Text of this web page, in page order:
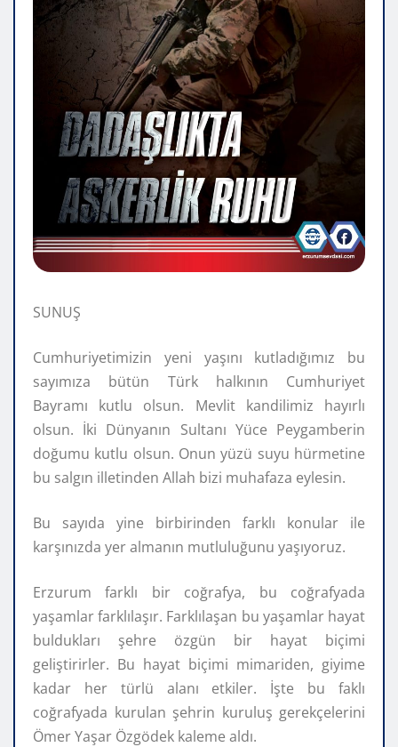
SUNUŞ
Cumhuriyetimizin yeni yaşını kutladığımız bu
sayımıza bütün Türk halkının Cumhuriyet
Bayramı kutlu olsun. Mevlit kandilimiz hayırlı
olsun. İki Dünyanın Sultanı Yüce Peygamberin
doğumu kutlu olsun. Onun yüzü suyu hürmetine
bu salgın illetinden Allah bizi muhafaza eylesin.
Bu sayıda yine birbirinden farklı konular ile
karşınızda yer almanın mutluluğunu yaşıyoruz.
Erzurum farklı bir coğrafya, bu coğrafyada
yaşamlar farklılaşır. Farklılaşan bu yaşamlar hayat
buldukları şehre özgün bir hayat biçimi
geliştirirler. Bu hayat biçimi mimariden, giyime
kadar her türlü alanı etkiler. İşte bu faklı
coğrafyada kurulan şehrin kuruluş gerekçelerini
Ömer Yaşar Özgödek kaleme aldı.